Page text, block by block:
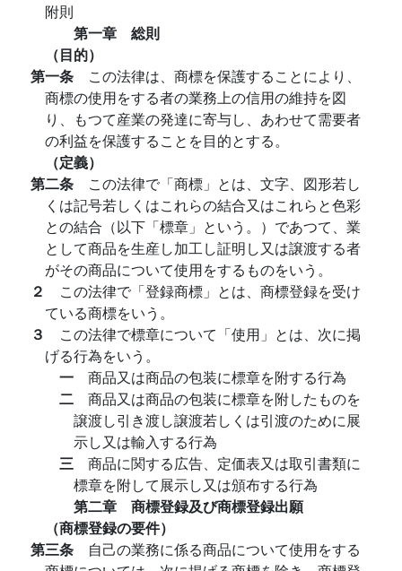
附則
第一章 総則
（目的）
第一条 この法律は、商標を保護することにより、
商標の使用をする者の業務上の信用の維持を図
り、もつて産業の発達に寄与し、あわせて需要者
の利益を保護することを目的とする。
（定義）
第二条 この法律で「商標」とは、文字、図形若し
くは記号若しくはこれらの結合又はこれらと色彩
との結合（以下「標章」という。）であつて、業
として商品を生産し加工し証明し又は譲渡する者
がその商品について使用をするものをいう。
２ この法律で「登録商標」とは、商標登録を受け
ている商標をいう。
３ この法律で標章について「使用」とは、次に掲
げる行為をいう。
一 商品又は商品の包装に標章を附する行為
二 商品又は商品の包装に標章を附したものを
譲渡し引き渡し譲渡若しくは引渡のために展
示し又は輸入する行為
三 商品に関する広告、定価表又は取引書類に
標章を附して展示し又は頒布する行為
第二章 商標登録及び商標登録出願
（商標登録の要件）
第三条 自己の業務に係る商品について使用をする